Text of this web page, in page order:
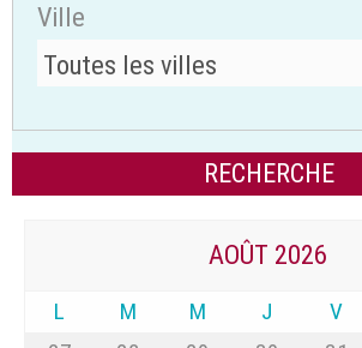
Ville
AOÛT 2026
L M M J V